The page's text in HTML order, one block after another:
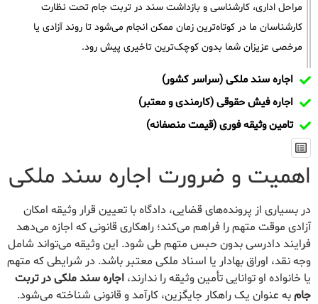
مراحل اداری، کارشناسی و بازداشت سند در تربت جام تحت نظارت
کارشناسان ما در کوتاه‌ترین زمان ممکن انجام می‌شود تا روند آزادی یا
مرخصی عزیزان شما بدون کوچک‌ترین تاخیری پیش رود.
اجاره سند ملکی (سراسر کشور)
اجاره فیش حقوقی (کارمندی و معتبر)
تامین وثیقه فوری (قیمت منصفانه)
اهمیت و ضرورت اجاره سند ملکی
در بسیاری از پرونده‌های قضایی، دادگاه با تعیین قرار وثیقه امکان
آزادی موقت متهم را فراهم می‌کند؛ راهکاری قانونی که اجازه می‌دهد
فرایند دادرسی بدون حبس متهم طی شود. این وثیقه می‌تواند شامل
وجه نقد، اوراق بهادار یا اسناد ملکی معتبر باشد. در شرایطی که متهم
یا خانواده او توانایی تأمین وثیقه را ندارند، اجاره سند ملکی در تربت
جامبه عنوان یک راهکار جایگزین، کارآمد و قانونی شناخته می‌شود.